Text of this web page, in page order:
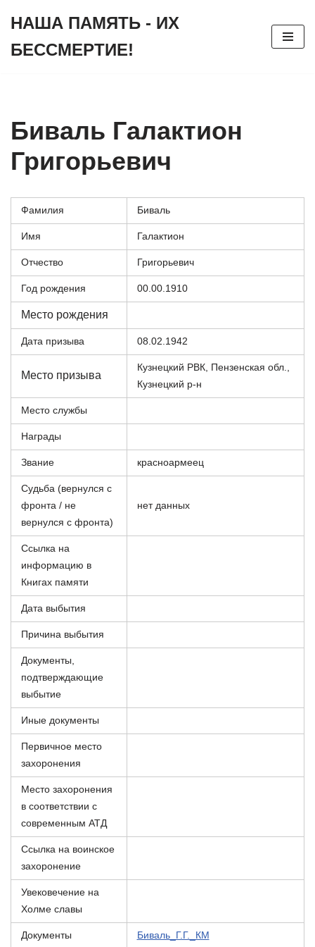
к
НАША ПАМЯТЬ - ИХ
БЕССМЕРТИЕ!
Биваль Галактион
Григорьевич
Фамилия Биваль
Имя Галактион
Отчество Григорьевич
Год рождения 00.00.1910
Место рождения
Дата призыва 08.02.1942
Место призыва
Кузнецкий РВК, Пензенская обл.,
Кузнецкий р-н
Место службы
Награды
Звание красноармеец
Судьба (вернулся с
фронта / не
вернулся с фронта)
нет данных
Ссылка на
информацию в
Книгах памяти
Дата выбытия
Причина выбытия
Документы,
подтверждающие
выбытие
Иные документы
Первичное место
захоронения
Место захоронения
в соответствии с
современным АТД
Ссылка на воинское
захоронение
Увековечение на
Холме славы
Документы Биваль_Г.Г._КМ